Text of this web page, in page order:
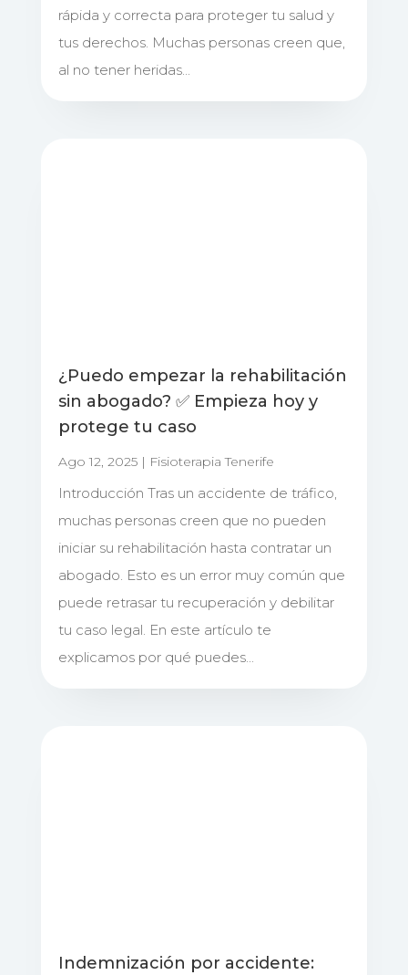
rápida y correcta para proteger tu salud y
tus derechos. Muchas personas creen que,
al no tener heridas...
¿Puedo empezar la rehabilitación
sin abogado? ✅ Empieza hoy y
protege tu caso
Ago 12, 2025| Fisioterapia Tenerife
Introducción Tras un accidente de tráfico,
muchas personas creen que no pueden
iniciar su rehabilitación hasta contratar un
abogado. Esto es un error muy común que
puede retrasar tu recuperación y debilitar
tu caso legal. En este artículo te
explicamos por qué puedes...
Indemnización por accidente: